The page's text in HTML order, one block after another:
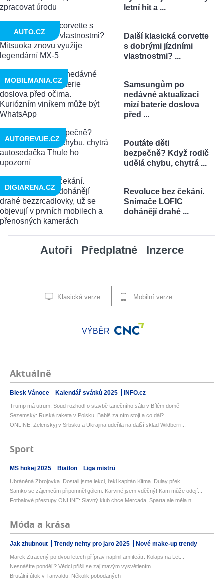
letní hit a ...
Další klasická corvette
s dobrými jízdními
vlastnostmi? ...
AUTO.CZ
Samsungům po
nedávné aktualizaci
mizí baterie doslova
před ...
MOBILMANIA.CZ
Poutáte děti
bezpečně? Když rodič
udělá chybu, chytrá ...
AUTOREVUE.CZ
Revoluce bez čekání.
Snímače LOFIC
dohánějí drahé ...
DIGIARENA.CZ
Autoři Předplatné Inzerce
Klasická verze Mobilní verze
VÝBĚR
Aktuálně
Blesk Vánoce Kalendář svátků 2025 INFO.cz
Trump má utrum: Soud rozhodl o stavbě tanečního sálu v Bílém domě
Sezemský: Ruská raketa v Polsku. Babiš za ním stojí a co dál?
ONLINE: Zelenskyj v Srbsku a Ukrajina udeřila na další sklad Wildberri...
Sport
MS hokej 2025 Biatlon Liga mistrů
Ubráněná Zbrojovka. Dostali jsme lekci, řekl kapitán Klíma. Dulay přek...
Samko se zájemcům připomněl gólem: Karviné jsem vděčný! Kam může odejí...
Fotbalové přestupy ONLINE: Slavný klub chce Mercada, Sparta ale měla n...
Móda a krása
Jak zhubnout Trendy nehty pro jaro 2025 Nové make-up trendy
Marek Ztracený po dvou letech příprav naplnil amfiteátr: Kolaps na Let...
Nesnášíte pondělí? Vědci přišli se zajímavým vysvětlením
Brutální útok v Tanvaldu: Několik pobodaných